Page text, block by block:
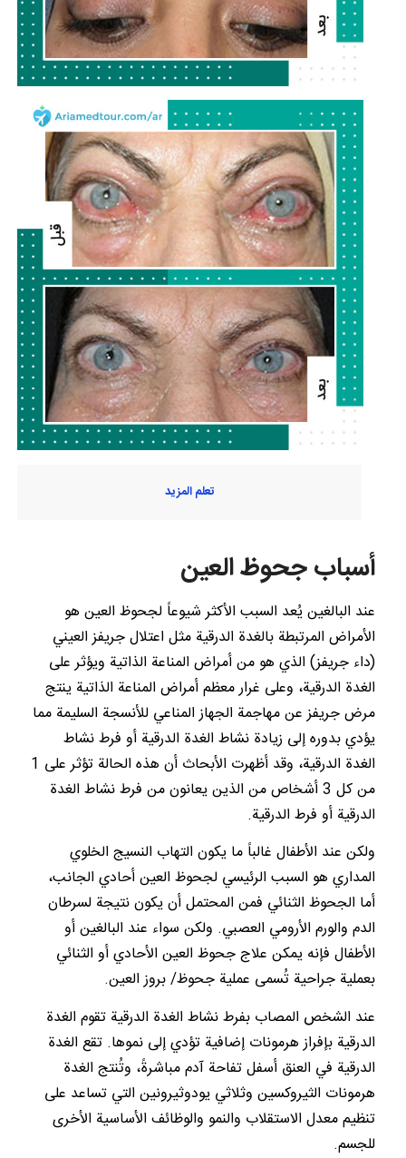
تعلم المزيد
أسباب جحوظ العين
عند البالغين يُعد السبب الأكثر شيوعاً لجحوظ العين هو
الأمراض المرتبطة بالغدة الدرقية مثل اعتلال جريفز العيني
(داء جريفز) الذي هو من أمراض المناعة الذاتية ويؤثر على
الغدة الدرقية، وعلى غرار معظم أمراض المناعة الذاتية ينتج
مرض جريفز عن مهاجمة الجهاز المناعي للأنسجة السليمة مما
يؤدي بدوره إلى زيادة نشاط الغدة الدرقية أو فرط نشاط
الغدة الدرقية، وقد أظهرت الأبحاث أن هذه الحالة تؤثر على 1
من كل 3 أشخاص من الذين يعانون من فرط نشاط الغدة
الدرقية أو فرط الدرقية.
ولكن عند الأطفال غالباً ما يكون التهاب النسيج الخلوي
المداري هو السبب الرئيسي لجحوظ العين أحادي الجانب،
أما الجحوظ الثنائي فمن المحتمل أن يكون نتيجة لسرطان
الدم والورم الأرومي العصبي. ولكن سواء عند البالغين أو
الأطفال فإنه يمكن علاج جحوظ العين الأحادي أو الثنائي
بعملية جراحية تُسمى عملية جحوظ/ بروز العين.
عند الشخص المصاب بفرط نشاط الغدة الدرقية تقوم الغدة
الدرقية بإفراز هرمونات إضافية تؤدي إلى نموها. تقع الغدة
الدرقية في العنق أسفل تفاحة آدم مباشرةً، وتُنتج الغدة
هرمونات الثيروكسين وثلاثي يودوثيرونين التي تساعد على
تنظيم معدل الاستقلاب والنمو والوظائف الأساسية الأخرى
للجسم.